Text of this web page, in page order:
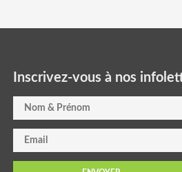
Inscrivez-vous à nos